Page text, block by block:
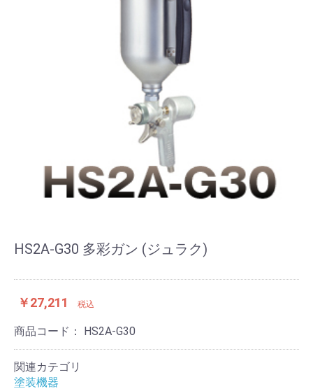
HS2A-G30 多彩ガン (ジュラク)
￥27,211 税込
商品コード： HS2A-G30
関連カテゴリ
塗装機器